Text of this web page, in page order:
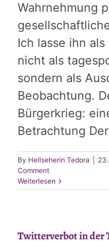
Wahrnehmung
Ich lasse ihn
nicht als
sondern als
Beobachtung.
Bürgerkrieg:
Betrachtung
By Hellseherin Tedora
Comment
Weiterlesen
Twitterverbot in der